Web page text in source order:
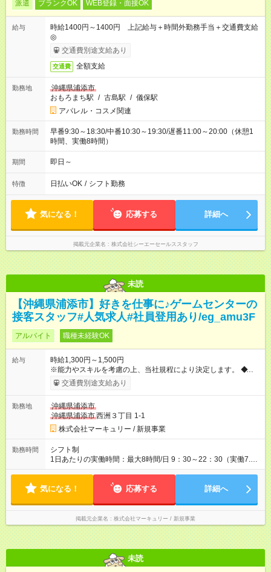
派遣 ブランクOK WEB登録・面接OK
給与
時給1400円～1400円 上記給与＋時間外勤務手当＋交通費支給
◎
交通費別途支給あり
交通費 全額支給
勤務地
沖縄県浦添市
おもろまち駅 / 古島駅 / 儀保駅
アパレル・コスメ関連
勤務時間
早番9:30～18:30/中番10:30～19:30/遅番11:00～20:00（休憩1
時間、実働8時間）
期間 即日～
特徴 日払いOK / シフト勤務
気になる！ 応募する 詳細へ
掲載元企業名 株式会社シーエーセールススタッフ
未読
【沖縄県浦添市】好きを仕事に♪ゲームセンターの
接客スタッフ#人気求人#社員登用あり/eg_amu3F
アルバイト 職種未経験OK
給与
時給1,300円～1,500円
※能力やスキルを考慮の上、当社規程により決定します。 ◆月給
例 《時給1,300円の場合》 時給1,300円×1日8時間×月22日＝
228,800円 《時給1,500円の場合》 時給1,500円×1日8時間×月
3ヶ月 雇用形態、給与は本採用時と同じです。
交通費別途支給あり
勤務地
沖縄県浦添市
沖縄県浦添市西洲３丁目 1-1
株式会社マーキュリー / 新規事業
勤務時間
シフト制
1日あたりの実働時間：最大8時間/日 9：30～22：30（実働7.5
時間／休憩1時間） ＜シフト例＞ ・9：30～18：00 ・12：00～
ートとの両立も叶います♪
気になる！ 応募する 詳細へ
掲載元企業名 株式会社マーキュリー / 新規事業
未読